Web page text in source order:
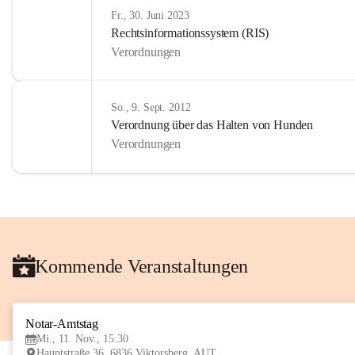
Fr., 30. Juni 2023
Rechtsinformationssystem (RIS)
Verordnungen
So., 9. Sept. 2012
Verordnung über das Halten von Hunden
Verordnungen
Kommende Veranstaltungen
Notar-Amtstag
Mi., 11. Nov., 15:30